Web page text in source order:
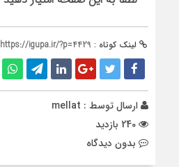
لینک کوتاه : https://igupa.ir/?p=4429
ارسال توسط : mellat
بدون دیدگاه